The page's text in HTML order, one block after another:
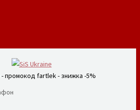
- промокод fartlek - знижка -5%